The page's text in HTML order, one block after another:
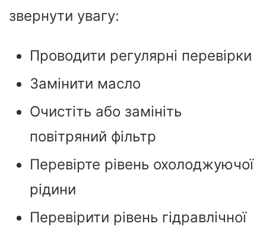
звернути увагу:
Проводити регулярні перевірки
Замінити масло
Очистіть або замініть
повітряний фільтр
Перевірте рівень охолоджуючої
рідини
Перевірити рівень гідравлічної